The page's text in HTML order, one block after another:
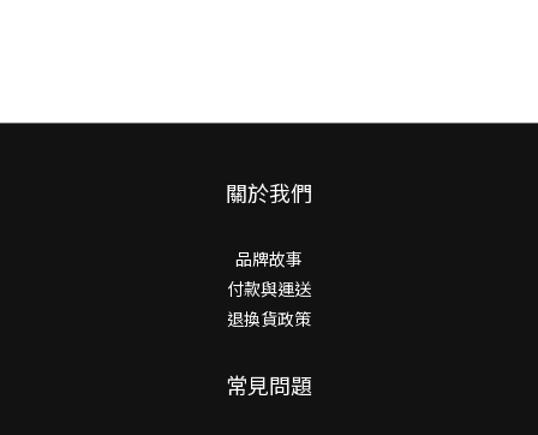
關於我們
品牌故事
付款與運送
退換貨政策
常見問題